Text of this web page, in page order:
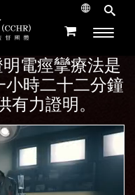
電痙攣療法是
小時二十二分鐘
有力證明。